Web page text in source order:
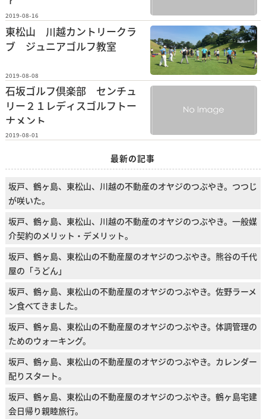
2019-08-16
東松山 川越カントリークラ
ブ ジュニアゴルフ教室
2019-08-08
石坂ゴルフ倶楽部 センチュ
リー２１レディスゴルフトー
ナメント
2019-08-01
最新の記事
坂戸、鶴ヶ島、東松山、川越の不動産のオヤジのつぶやき。つつじ
が咲いた。
坂戸、鶴ヶ島、東松山、川越の不動産のオヤジのつぶやき。一般媒
介契約のメリット・デメリット。
坂戸、鶴ヶ島、東松山の不動産屋のオヤジのつぶやき。熊谷の千代
屋の「うどん」
坂戸、鶴ヶ島、東松山の不動産屋のオヤジのつぶやき。佐野ラーメ
ン食べてきました。
坂戸、鶴ヶ島、東松山の不動産屋のオヤジのつぶやき。体調管理の
ためのウォーキング。
坂戸、鶴ヶ島、東松山の不動産屋のオヤジのつぶやき。カレンダー
配りスタート。
坂戸、鶴ヶ島、東松山の不動産屋のオヤジのつぶやき。鶴ヶ島宅建
会日帰り親睦旅行。